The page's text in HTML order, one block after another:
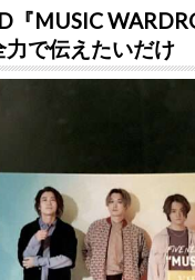
『MUSIC
力で伝えたいだけ